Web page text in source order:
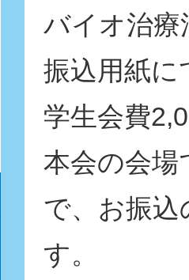
バイオ治療
振込用紙に
学生会費
本会の会
で、お振
す。